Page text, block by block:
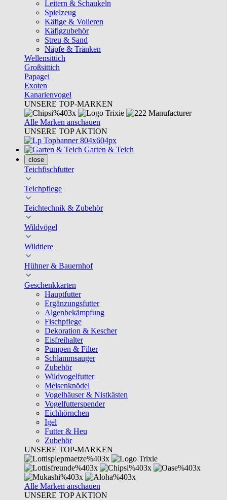
Leitern & Schaukeln
Spielzeug
Käfige & Volieren
Käfigzubehör
Streu & Sand
Näpfe & Tränken
Wellensittich
Großsittich
Papagei
Exoten
Kanarienvogel
UNSERE TOP-MARKEN
Alle Marken anschauen
UNSERE TOP AKTION
Garten & Teich
close
Teichfischfutter
Teichpflege
Teichtechnik & Zubehör
Wildvögel
Wildtiere
Hühner & Bauernhof
Geschenkkarten
Hauptfutter
Ergänzungsfutter
Algenbekämpfung
Fischpflege
Dekoration & Kescher
Eisfreihalter
Pumpen & Filter
Schlammsauger
Zubehör
Wildvogelfutter
Meisenknödel
Vogelhäuser & Nistkästen
Vogelfutterspender
Eichhörnchen
Igel
Futter & Heu
Zubehör
UNSERE TOP-MARKEN
Alle Marken anschauen
UNSERE TOP AKTION